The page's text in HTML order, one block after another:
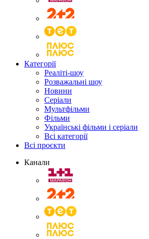
Категорії
Реаліті-шоу
Розважальні шоу
Новини
Серіали
Мультфільми
Фільми
Українські фільми і серіали
Всі категорії
Всі проєкти
Канали